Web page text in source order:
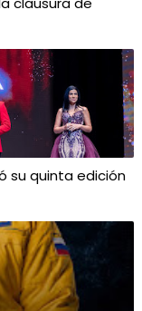
su quinta edición